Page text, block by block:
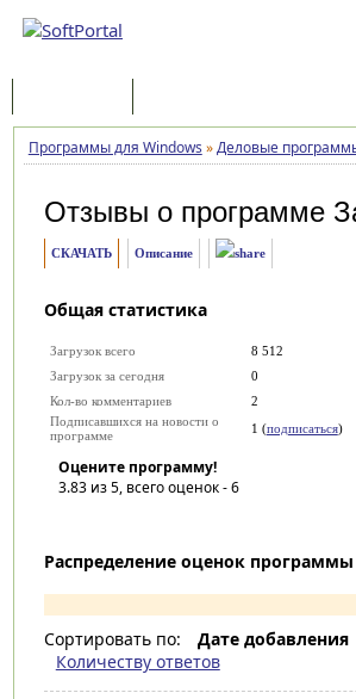
Программы для Windows »Деловые
Отзывы о программе
СКАЧАТЬ Описание
Общая статистика
Загрузок всего
8 512
Загрузок за сегодня
0
Кол-во комментариев
2
Подписавшихся на новости о
программе
1 (подписаться)
Оцените программу!
3.83из 5, всего оценок -6
Распределение оценок программы
Сортировать по: Дате добавления
Количеству ответов